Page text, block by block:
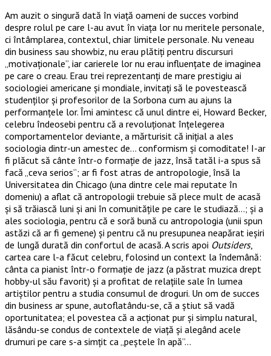
Am auzit o singură dată în viaţă oameni de succes vorbind
despre rolul pe care l-au avut în viaţa lor nu meritele personale,
ci întâmplarea, contextul, chiar limitele personale. Nu veneau
din business sau showbiz, nu erau plătiţi pentru discursuri
„motivaţionale”, iar carierele lor nu erau influenţate de imaginea
pe care o creau. Erau trei reprezentanţi de mare prestigiu ai
sociologiei americane şi mondiale, invitaţi să le povestească
studenţilor şi profesorilor de la Sorbona cum au ajuns la
performanţele lor. Îmi amintesc că unul dintre ei, Howard Becker,
celebru îndeosebi pentru că a revoluţionat înţelegerea
comportamentelor deviante, a mărturisit că iniţial a ales
sociologia dintr-un amestec de… conformism şi comoditate! I-ar
fi plăcut să cânte într-o formaţie de jazz, însă tatăl i-a spus să
facă „ceva serios”; ar fi fost atras de antropologie, însă la
Universitatea din Chicago (una dintre cele mai reputate în
domeniu) a aflat că antropologii trebuie să plece mult de acasă
şi să trăiască luni şi ani în comunităţile pe care le studiază…; şi a
ales sociologia, pentru că e soră bună cu antropologia (unii spun
astăzi că ar fi gemene) şi pentru că nu presupunea neapărat ieşiri
de lungă durată din confortul de acasă. A scris apoi Outsiders,
cartea care l-a făcut celebru, folosind un context la îndemână:
cânta ca pianist într-o formaţie de jazz (a păstrat muzica drept
hobby-ul său favorit) şi a profitat de relaţiile sale în lumea
artiştilor pentru a studia consumul de droguri. Un om de succes
din business ar spune, autoflatându-se, că a ştiut să vadă
oportunitatea; el povestea că a acţionat pur şi simplu natural,
lăsându-se condus de contextele de viaţă şi alegând acele
drumuri pe care s-a simţit ca „peştele în apă”…